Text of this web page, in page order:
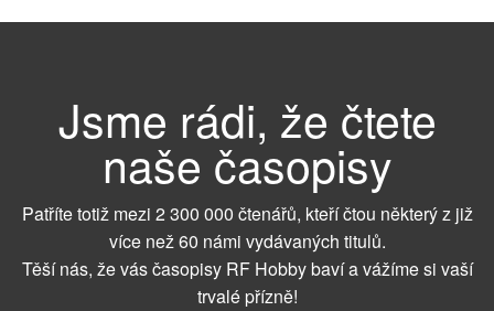
Jsme rádi, že čtete
naše časopisy
Patříte totiž mezi 2 300 000 čtenářů, kteří čtou některý z již
více než 60 námi vydávaných titulů.
Těší nás, že vás časopisy RF Hobby baví a vážíme si vaší
trvalé přízně!